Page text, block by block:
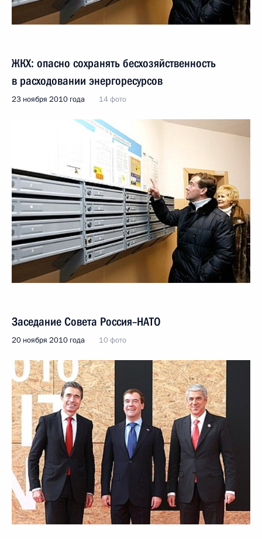
ЖКХ: опасно сохранять бесхозяйственность
в расходовании энергоресурсов
23 ноября 2010 года 14 фото
Заседание Совета Россия–НАТО
20 ноября 2010 года 10 фото